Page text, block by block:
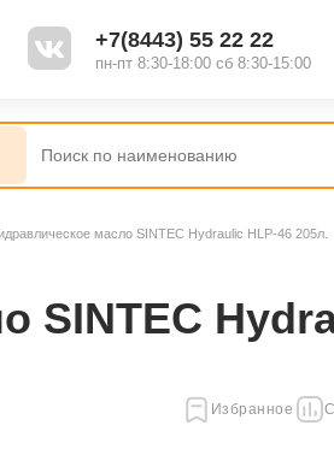
+7(8443) 55 22 22
пн-пт 8:30-18:00 сб 8:30-15:00
масло SINTEC Hydraulic HLP-46 205л.
SINTEC
Избранное